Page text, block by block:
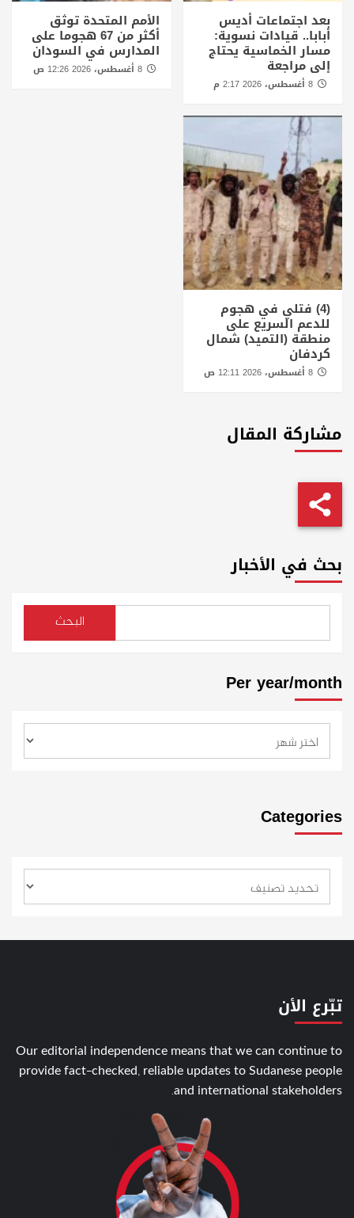
بعد اجتماعات أديس
أبابا.. قيادات نسوية:
مسار الخماسية يحتاج
إلى مراجعة
الأمم المتحدة توثق
أكثر من 67 هجوما على
المدارس في السودان
8 أغسطس، 2026 12:26 ص
(4) فتلي في هجوم
للدعم السريع على
منطقة (التميد) شمال
كردفان
مشاركة المقال
بحث في الأخبار
البحث
Per year/month
Categories
تبّرع الأن
Our editorial independence means that we can continue to
provide fact-checked, reliable updates to Sudanese people
and international stakeholders.